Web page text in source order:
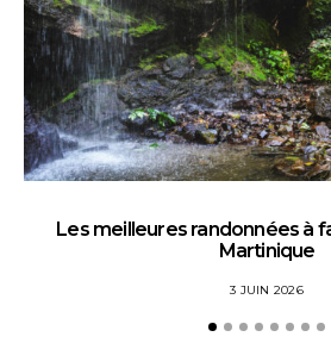
Les meilleures randonnées à
Martinique
3 JUIN 2026